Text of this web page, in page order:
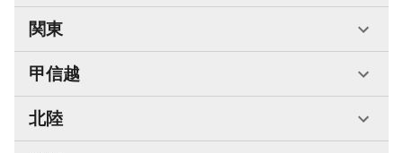
関東
甲信越
北陸